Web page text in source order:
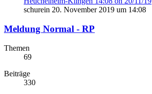
schurein 20. November 2019 um 14:08
Meldung Normal - RP
Themen
69
Beiträge
330